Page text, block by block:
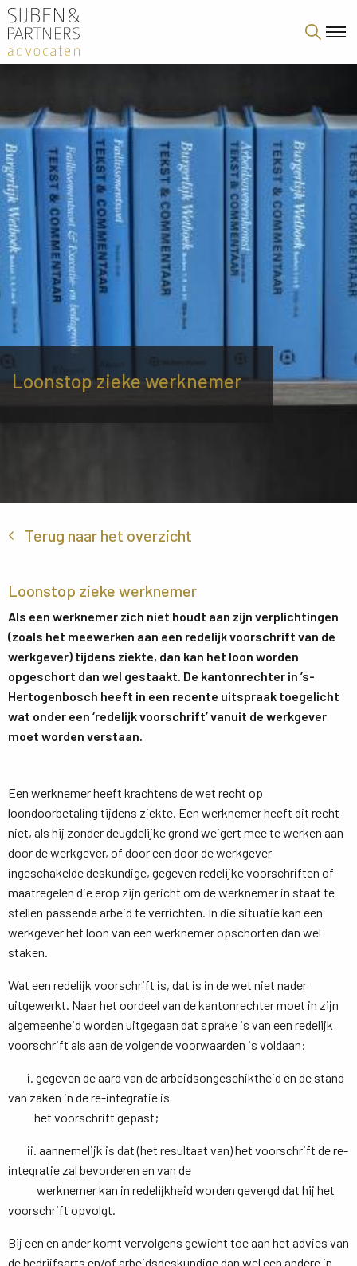
Loonstop zieke werknemer
Terug naar het overzicht
Loonstop zieke werknemer
Als een werknemer zich niet houdt aan zijn verplichtingen
(zoals het meewerken aan een redelijk voorschrift van de
werkgever) tijdens ziekte, dan kan het loon worden
opgeschort dan wel gestaakt. De kantonrechter in ’s-
Hertogenbosch heeft in een recente uitspraak toegelicht
wat onder een ‘redelijk voorschrift’ vanuit de werkgever
moet worden verstaan.
Een werknemer heeft krachtens de wet recht op
loondoorbetaling tijdens ziekte. Een werknemer heeft dit recht
niet, als hij zonder deugdelijke grond weigert mee te werken aan
door de werkgever, of door een door de werkgever
ingeschakelde deskundige, gegeven redelijke voorschriften of
maatregelen die erop zijn gericht om de werknemer in staat te
stellen passende arbeid te verrichten. In die situatie kan een
werkgever het loon van een werknemer opschorten dan wel
staken.
Wat een redelijk voorschrift is, dat is in de wet niet nader
uitgewerkt. Naar het oordeel van de kantonrechter moet in zijn
algemeenheid worden uitgegaan dat sprake is van een redelijk
voorschrift als aan de volgende voorwaarden is voldaan:
i. gegeven de aard van de arbeidsongeschiktheid en de stand
van zaken in de re-integratie is
het voorschrift gepast;
ii. aannemelijk is dat (het resultaat van) het voorschrift de re-
integratie zal bevorderen en van de
werknemer kan in redelijkheid worden gevergd dat hij het
voorschrift opvolgt.
Bij een en ander komt vervolgens gewicht toe aan het advies van
de bedrijfsarts en/of arbeidsdeskundige dan wel een andere in